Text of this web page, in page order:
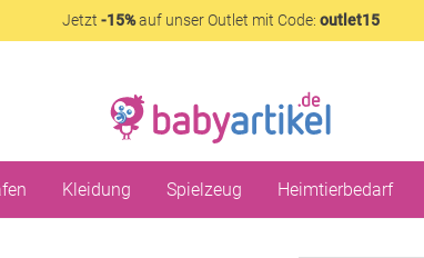
Jetzt -15%auf unser Outlet mit Code: outlet15
Kleidung Spielzeug Heimtierbedarf